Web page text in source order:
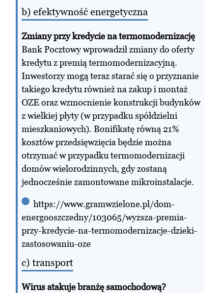
b) efektywność energetyczna
Zmiany przy kredycie na termomodernizację
Bank Pocztowy wprowadził zmiany do oferty
kredytu z premią termomodernizacyjną.
Inwestorzy mogą teraz starać się o przyznanie
takiego kredytu również na zakup i montaż
OZE oraz wzmocnienie konstrukcji budynków
z wielkiej płyty (w przypadku spółdzielni
mieszkaniowych). Bonifikatę równą 21%
kosztów przedsięwzięcia będzie można
otrzymać w przypadku termomodernizacji
domów wielorodzinnych, gdy zostaną
jednocześnie zamontowane mikroinstalacje.
https://www.gramwzielone.pl/dom-
energooszczedny/103065/wyzsza-premia-
przy-kredycie-na-termomodernizacje-dzieki-
zastosowaniu-oze
c) transport
Wirus atakuje branżę samochodową?